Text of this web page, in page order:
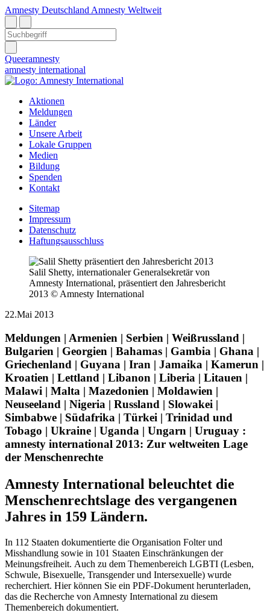
Amnesty Deutschland Amnesty Weltweit
Queeramnesty
amnesty international
Aktionen
Meldungen
Länder
Unsere Arbeit
Lokale Gruppen
Medien
Bildung
Spenden
Kontakt
Sitemap
Impressum
Datenschutz
Haftungsausschluss
Salil Shetty, internationaler Generalsekretär von
Amnesty International, präsentiert den Jahresbericht
2013 © Amnesty International
22.Mai 2013
Meldungen | Armenien | Serbien | Weißrussland |
Bulgarien | Georgien | Bahamas | Gambia | Ghana |
Griechenland | Guyana | Iran | Jamaika | Kamerun |
Kroatien | Lettland | Libanon | Liberia | Litauen |
Malawi | Malta | Mazedonien | Moldawien |
Neuseeland | Nigeria | Russland | Slowakei |
Simbabwe | Südafrika | Türkei | Trinidad und
Tobago | Ukraine | Uganda | Ungarn | Uruguay :
amnesty international 2013: Zur weltweiten Lage
der Menschenrechte
Amnesty International beleuchtet die
Menschenrechtslage des vergangenen
Jahres in 159 Ländern.
In 112 Staaten dokumentierte die Organisation Folter und
Misshandlung sowie in 101 Staaten Einschränkungen der
Meinungsfreiheit. Auch zu dem Themenbereich LGBTI (Lesben,
Schwule, Bisexuelle, Transgender und Intersexuelle) wurde
recherchiert. Hier können Sie ein PDF-Dokument herunterladen,
das die Recherche von Amnesty International zu diesem
Themenbereich dokumentiert.